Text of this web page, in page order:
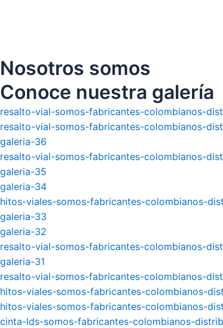
Nosotros somos
Conoce nuestra galería
resalto-vial-somos-fabricantes-colombianos-
resalto-vial-somos-fabricantes-colombianos-
galeria-36
resalto-vial-somos-fabricantes-colombianos-
galeria-35
galeria-34
hitos-viales-somos-fabricantes-colombianos-
galeria-33
galeria-32
resalto-vial-somos-fabricantes-colombianos-
galeria-31
resalto-vial-somos-fabricantes-colombianos-
hitos-viales-somos-fabricantes-colombianos-
hitos-viales-somos-fabricantes-colombianos-
cinta-lds-somos-fabricantes-colombianos-